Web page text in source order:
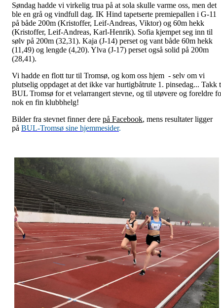
Søndag hadde vi virkelig trua på at sola skulle varme oss, men det
ble en grå og vindfull dag. IK Hind tapetserte premiepallen i G-11
på både 200m (Kristoffer, Leif-Andreas, Viktor) og 60m hekk
(Kristoffer, Leif-Andreas, Karl-Henrik). Sofia kjempet seg inn til
sølv på 200m (32,31). Kaja (J-14) perset og vant både 60m hekk
(11,49) og lengde (4,20). Ylva (J-17) perset også solid på 200m
(28,41).
Vi hadde en flott tur til Tromsø, og kom oss hjem - selv om vi
plutselig oppdaget at det ikke var hurtigbåtrute 1. pinsedag... Takk
BUL Tromsø for et velarrangert stevne, og til utøvere og foreldre
nok en fin klubbhelg!
Bilder fra stevnet finner dere på Facebook, mens resultater ligger
på BUL-Tromsø sine hjemmesider.